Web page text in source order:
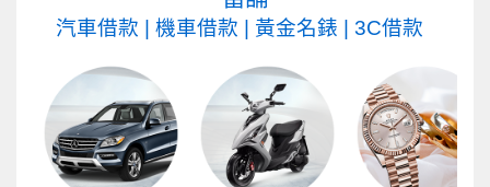
汽車借款 機車借款 黃金名錶 3C借款